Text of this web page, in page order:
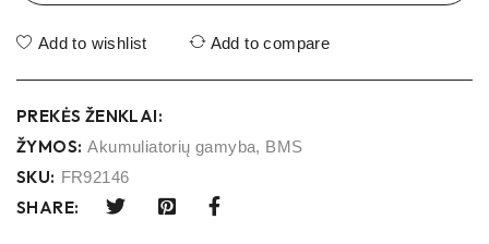
Add to wishlist Add to compare
PREKĖS ŽENKLAI:
ŽYMOS: Akumuliatorių gamyba, BMS
SKU: FR92146
SHARE: